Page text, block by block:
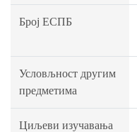
Број ЕСПБ
Условљност другим
предметима
Циљеви изучавања